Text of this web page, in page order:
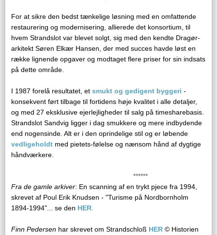
For at sikre den bedst tænkelige løsning med en omfattende
restaurering og modernisering, allierede det konsortium, til
hvem Strandslot var blevet solgt, sig med den kendte Dragør-
arkitekt Søren Elkær Hansen, der med succes havde løst en
række lignende opgaver og modtaget flere priser for sin indsats
på dette område.
I 1987 forelå resultatet, et smukt og gedigent byggeri -
konsekvent ført tilbage til fortidens høje kvalitet i alle detaljer,
og med 27 eksklusive ejerlejligheder til salg på timesharebasis.
Strandslot Sandvig ligger i dag smukkere og mere indbydende
end nogensinde. Alt er i den oprindelige stil og er løbende
vedligeholdt med pietets-følelse og nænsom hånd af dygtige
håndværkere.
******
​Fra de gamle arkiver: En scanning af en trykt pjece fra 1994,
skrevet af Poul Erik Knudsen - "Turisme på Nordbornholm
1894-1994"... se den HER.
Finn Pedersenhar skrevet om Strandschloß HER © Historien